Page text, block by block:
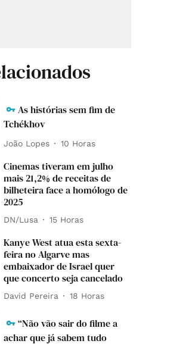
As histórias sem fim de
Tchékhov
João Lopes 10 Horas
Cinemas tiveram em julho
mais 21,2% de receitas de
bilheteira face a homólogo de
2025
DN/Lusa 15 Horas
Kanye West atua esta sexta-
feira no Algarve mas
embaixador de Israel quer
que concerto seja cancelado
David Pereira 18 Horas
“Não vão sair do filme a
achar que já sabem tudo